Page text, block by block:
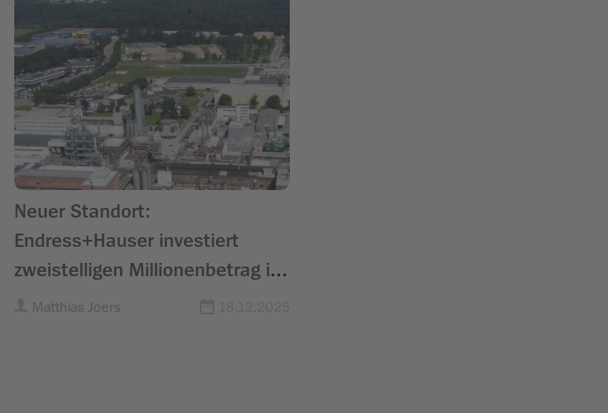
Neuer Standort:
Endress+Hauser investiert
zweistelligen Millionenbetrag in
Freiburg
Matthias Joers